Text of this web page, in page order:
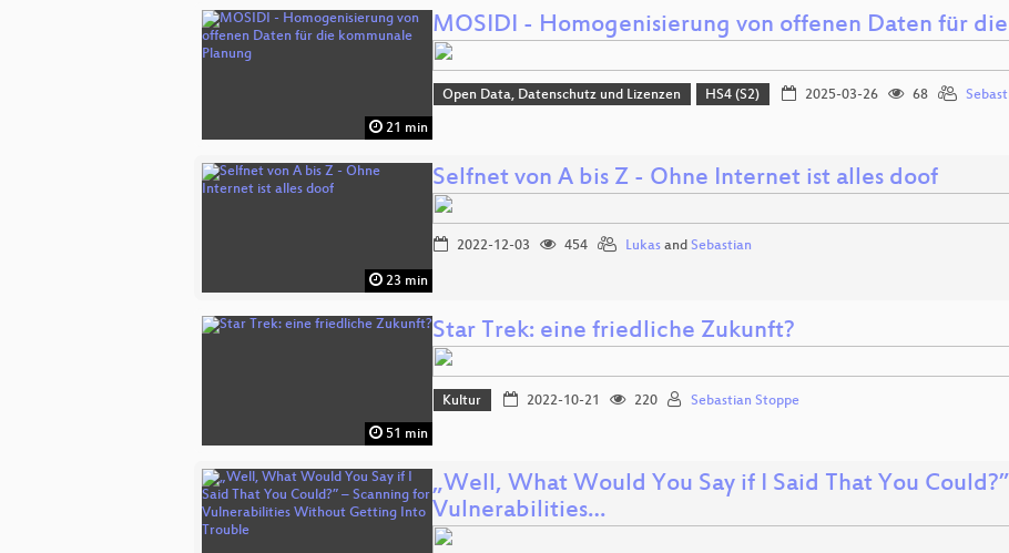
21 min
MOSIDI - Homogenisierung von offenen Daten für
Open Data, Datenschutz und Lizenzen HS4 (S2) 2025-03-26 68
23 min
Selfnet von A bis Z - Ohne Internet ist alles doof
2022-12-03 454 Lukas and Sebastian
51 min
Star Trek: eine friedliche Zukunft?
Kultur 2022-10-21 220 Sebastian Stoppe
„Well, What Would You Say if I Said That You
Vulnerabilities…